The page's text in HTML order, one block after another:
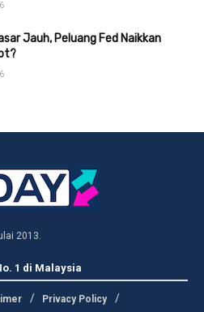
Jauh, Peluang Fed Naikkan
2013.
1 di Malaysia
Privacy Policy